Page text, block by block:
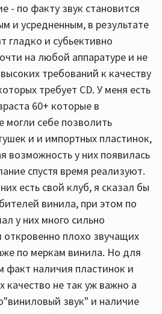
- по факту звук становится
и усредненным, в результате
гладко и субьективно
на любой аппаратуре и не
требований к качеству
требует CD. У меня есть
60+ которые в
могли себе позволить
и и импортных пластинок,
возможность у них появилась
спустя время реализуют.
есть свой клуб, я сказал бы
винила, при этом по
у них много сильно
откровенно плохо звучащих
по меркам винила. Но для
факт наличия пластинок и
качество не так уж важно а
звук" и наличие